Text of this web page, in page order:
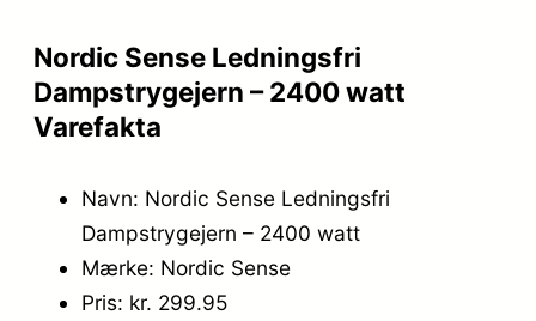
Nordic Sense Ledningsfri
Dampstrygejern – 2400 watt
Varefakta
Navn: Nordic Sense Ledningsfri
Dampstrygejern – 2400 watt
Mærke: Nordic Sense
Pris: kr. 299.95